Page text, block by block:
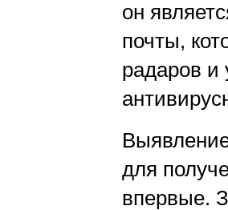
он
почты,
радаров и
для
впервые.